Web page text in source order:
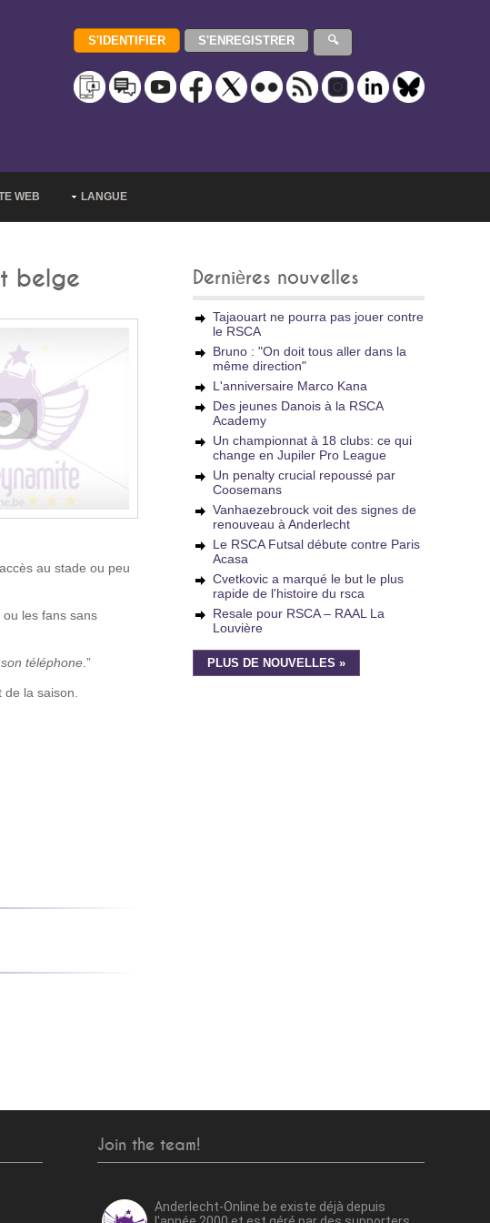
WEB LANGUE
belge
au stade ou peu
les fans sans
téléphone .”
la saison.
Dernières nouvelles
Tajaouart ne pourra pas jouer contre
le RSCA
Bruno : "On doit tous aller dans la
même direction"
L'anniversaire Marco Kana
Des jeunes Danois à la RSCA
Academy
Un championnat à 18 clubs: ce qui
change en Jupiler Pro League
Un penalty crucial repoussé par
Coosemans
Vanhaezebrouck voit des signes de
renouveau à Anderlecht
Le RSCA Futsal débute contre Paris
Acasa
Cvetkovic a marqué le but le plus
rapide de l'histoire du rsca
Resale pour RSCA – RAAL La
Louvière
PLUS DE NOUVELLES »
Join the team!
Anderlecht-Online.be existe déjà depuis